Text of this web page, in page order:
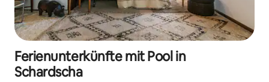
Ferienunterkünfte mit Pool in
Schardscha